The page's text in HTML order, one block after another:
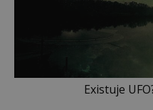
Existuje